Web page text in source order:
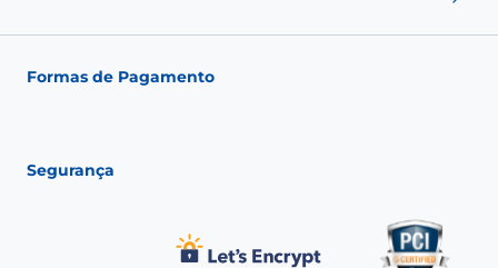
Fale conosco
Fashion Club
Política de Troca
Política de Privacidade
Formas de Pagamento
Segurança